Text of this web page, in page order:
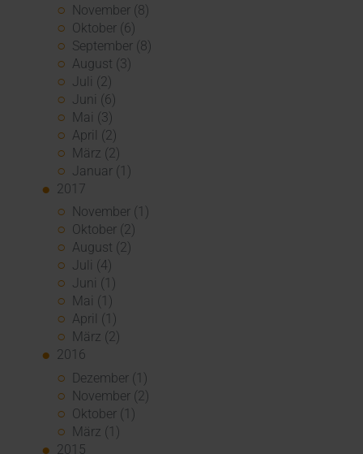
November (8)
Oktober (6)
September (8)
August (3)
Juli (2)
Juni (6)
Mai (3)
April (2)
März (2)
Januar (1)
2017
November (1)
Oktober (2)
August (2)
Juli (4)
Juni (1)
Mai (1)
April (1)
März (2)
2016
Dezember (1)
November (2)
Oktober (1)
März (1)
2015